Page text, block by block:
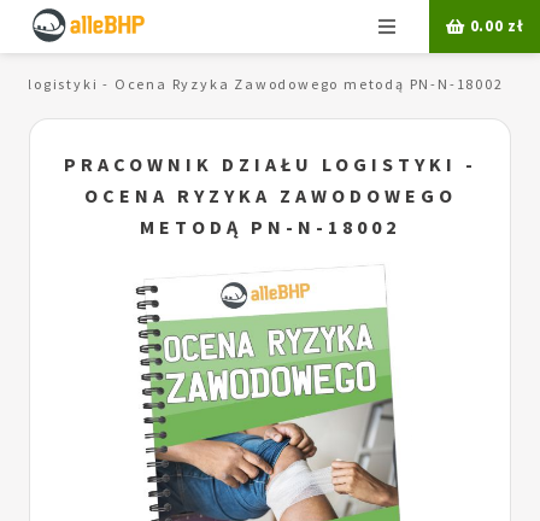
Menu 0.00 zł
logistyki - Ocena Ryzyka Zawodowego metodą PN-N-18002
PRACOWNIK DZIAŁU LOGISTYKI -
OCENA RYZYKA ZAWODOWEGO
METODĄ PN-N-18002